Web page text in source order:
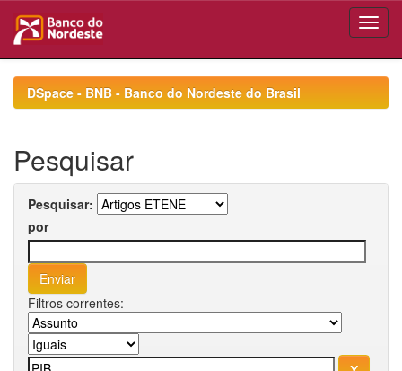
navigationDSpace - BNB - Banco do Nordeste do Brasil
Pesquisar
Pesquisar:
por
Filtros correntes: